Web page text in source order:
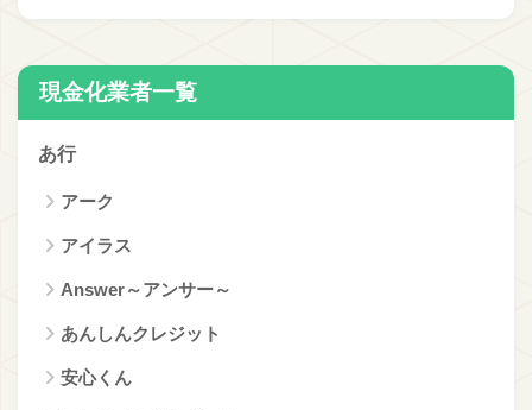
現金化業者一覧
あ行
アーク
アイラス
Answer～アンサー～
あんしんクレジット
安心くん